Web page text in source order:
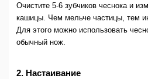
Очистите 5-6 зубчиков чеснока и
кашицы. Чем мельче частицы, тем
Для этого можно использовать
обычный нож.
2. Настаивание